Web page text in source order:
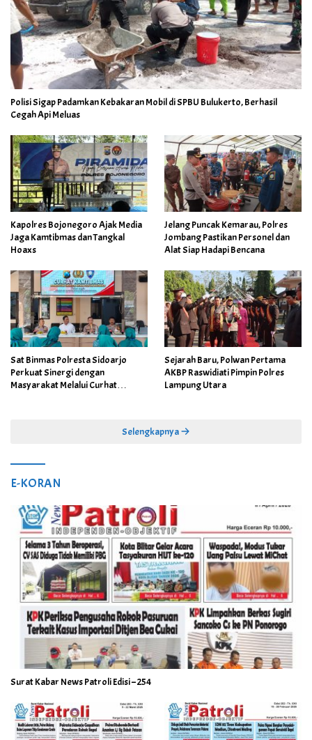
Polisi Sigap Padamkan Kebakaran Mobil di SPBU Bulukerto, Berhasil
Cegah Api Meluas
Kapolres Bojonegoro Ajak Media
Jaga Kamtibmas dan Tangkal
Hoaxs
Jelang Puncak Kemarau, Polres
Jombang Pastikan Personel dan
Alat Siap Hadapi Bencana
Sat Binmas Polresta Sidoarjo
Perkuat Sinergi dengan
Masyarakat Melalui Curhat
Sejarah Baru, Polwan Pertama
AKBP Raswidiati Pimpin Polres
Lampung Utara
Selengkapnya
E-KORAN
Surat Kabar News Patroli Edisi – 254